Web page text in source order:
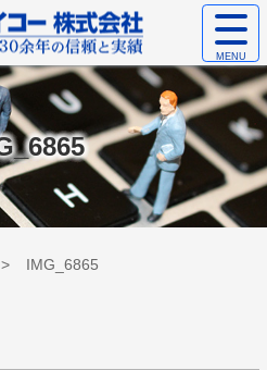
IMG_6865
イコー
会社
サ
イ
ト
メ
ニ
ュ
ー
を
開
く